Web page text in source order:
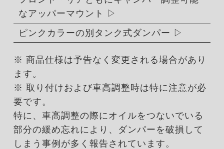
なアッパーマウント
ピンクカラーの別タンク式ダンパー
※ 商品仕様は予告なく変更される場合があり
ます。
※ 取り付けおよび車高調整時は特に注意が必
要です。
特に、車高調整の際にオイルをつないでいる
部分の緩め忘れにより、ダンパーを破損して
しまう事例が多く報告されています。